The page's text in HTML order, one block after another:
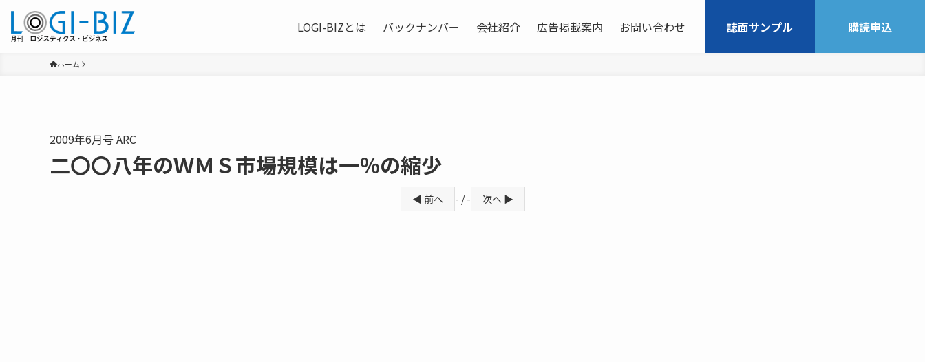
LOGI-BIZとは バックナンバー 会社紹介 広告掲載案内 お問い合わせ 誌面サンプル 購読申込
ホーム
2009年6月号 ARC
二〇〇八年のＷＭＳ市場規模は一％の縮少
◀ 前へ - / - 次へ ▶